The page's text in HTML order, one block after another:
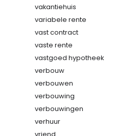
vakantiehuis
variabele rente
vast contract
vaste rente
vastgoed hypotheek
verbouw
verbouwen
verbouwing
verbouwingen
verhuur